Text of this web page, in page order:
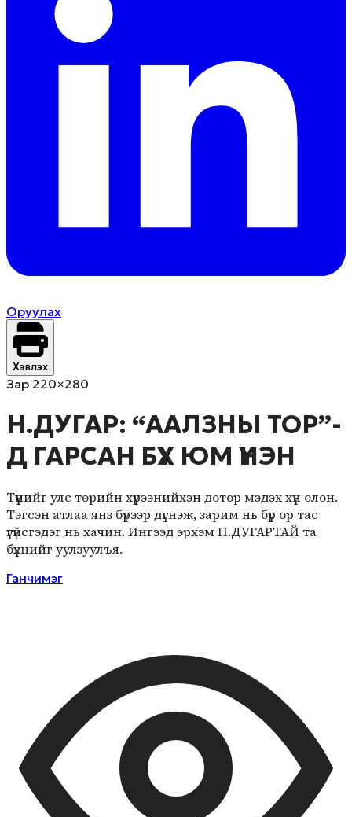
Оруулах
Хэвлэх
Зар 220×280
Н.ДУГАР: “ААЛЗНЫ ТОР”-
Д ГАРСАН БҮХ ЮМ ҮНЭН
Түүнийг улс төрийн хүрээнийхэн дотор мэдэх хүн олон.
Тэгсэн атлаа янз бүрээр дүгнэж, зарим нь бүр ор тас
үгүйсгэдэг нь хачин. Ингээд эрхэм Н.ДУГАРТАЙ та
бүхнийг уулзуулъя.
Ганчимэг